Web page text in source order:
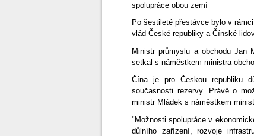
spolupráce obou zemí
Po šestileté přestávce bylo v
vlád České republiky a Čínské
Ministr průmyslu a obchodu Jan
setkal s náměstkem ministra
Čína je pro Českou republiku
současnosti rezervy. Právě o
ministr Mládek s náměstkem
"Možnosti spolupráce v
důlního zařízení, rozvoje